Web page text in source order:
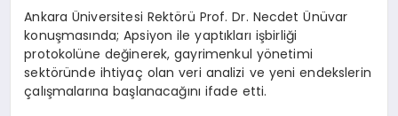
Ankara Üniversitesi Rektörü Prof. Dr. Necdet Ünüvar
konuşmasında; Apsiyon ile yaptıkları işbirliği
protokolüne değinerek, gayrimenkul yönetimi
sektöründe ihtiyaç olan veri analizi ve yeni endekslerin
çalışmalarına başlanacağını ifade etti.